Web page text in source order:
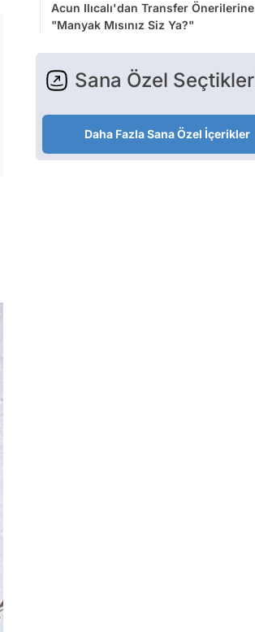
Acun Ilıcalı'dan Transfer Önerilerine
"Manyak Mısınız Siz Ya?"
Sana Özel
Daha Fazla Sana Özel İçerikler